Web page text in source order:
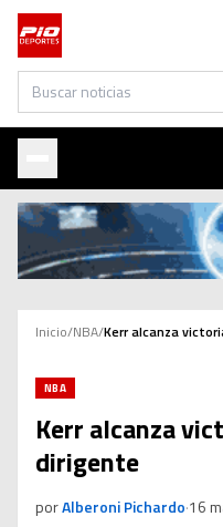
Buscar
Inicio/NBA/Kerr alcanza
NBA
Kerr alcanza
dirigente
porAlberoni Pichardo·16